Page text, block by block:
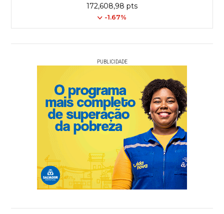
172,608,98 pts
-1.67%
PUBLICIDADE